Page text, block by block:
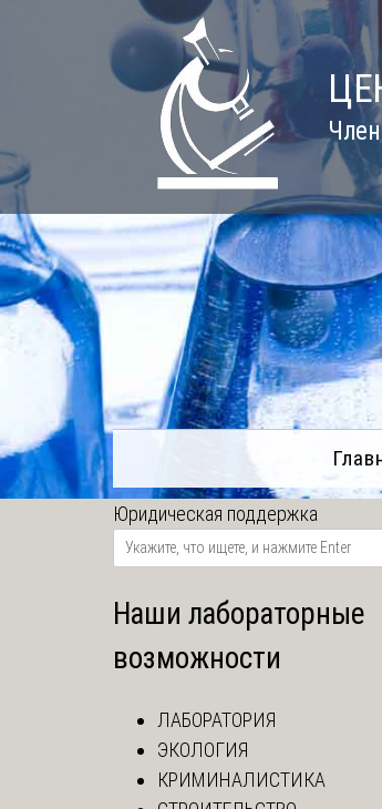
Юридическая поддержка
Наши лабораторные
возможности
ЛАБОРАТОРИЯ
ЭКОЛОГИЯ
КРИМИНАЛИСТИКА